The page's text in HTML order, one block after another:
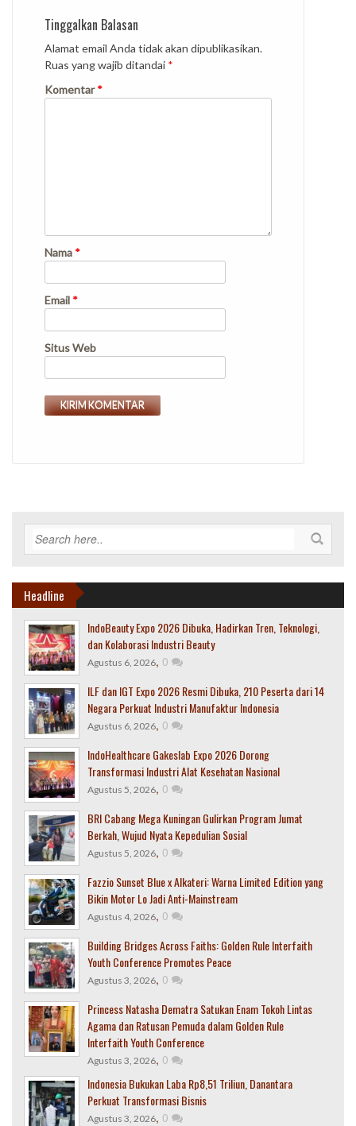
Tinggalkan Balasan
Alamat email Anda tidak akan dipublikasikan.
Ruas yang wajib ditandai *
Komentar*
Nama *
Email *
Situs Web
Headline
IndoBeauty Expo 2026 Dibuka, Hadirkan Tren, Teknologi,
dan Kolaborasi Industri Beauty
Agustus 6, 2026, 0
ILF dan IGT Expo 2026 Resmi Dibuka, 210 Peserta dari 14
Negara Perkuat Industri Manufaktur Indonesia
Agustus 6, 2026, 0
IndoHealthcare Gakeslab Expo 2026 Dorong
Transformasi Industri Alat Kesehatan Nasional
Agustus 5, 2026, 0
BRI Cabang Mega Kuningan Gulirkan Program Jumat
Berkah, Wujud Nyata Kepedulian Sosial
Agustus 5, 2026, 0
Fazzio Sunset Blue x Alkateri: Warna Limited Edition yang
Bikin Motor Lo Jadi Anti-Mainstream
Agustus 4, 2026, 0
Building Bridges Across Faiths: Golden Rule Interfaith
Youth Conference Promotes Peace
Agustus 3, 2026, 0
Princess Natasha Dematra Satukan Enam Tokoh Lintas
Agama dan Ratusan Pemuda dalam Golden Rule
Interfaith Youth Conference
Agustus 3, 2026, 0
Indonesia Bukukan Laba Rp8,51 Triliun, Danantara
Perkuat Transformasi Bisnis
Agustus 3, 2026, 0